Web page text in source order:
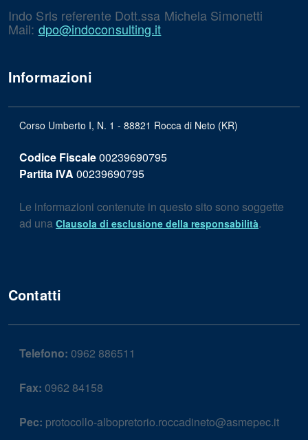
Indo Srls referente Dott.ssa Michela Simonetti
Mail: dpo@indoconsulting.it
Informazioni
Corso Umberto I, N. 1 - 88821 Rocca di Neto (KR)
Codice Fiscale00239690795
Partita IVA 00239690795
Le informazioni contenute in questo sito sono soggette
ad una Clausola di esclusione della responsabilità.
Contatti
Telefono: 0962 886511
Fax: 0962 84158
Pec: protocollo-albopretorio.roccadineto@asmepec.it